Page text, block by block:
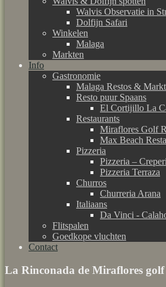
Walvis Observatie in
Dolfijn Safari
Winkelen
Malaga
Markten
Info
Gastronomie
Malaga Restos &
Resto puur Spaans
El Cortijillo La
Restaurants
Miraflores Golf
Max Beach
Pizzeria
Pizzeria –
Pizzeria Terraza
Churros
Churreria Arana
Italiaans
Da Vinci -
Flitspalen
Goedkope vluchten
Contact
La Rinconada de Miraflores golf